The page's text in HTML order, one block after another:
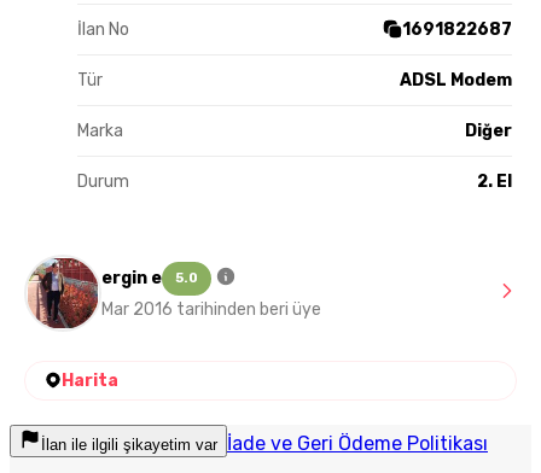
İlan No 1691822687
Tür ADSL Modem
Marka Diğer
Durum 2. El
ergin e 5.0
Mar 2016 tarihinden beri üye
Harita
İlan ile ilgili şikayetim var İade ve Geri Ödeme Politikası